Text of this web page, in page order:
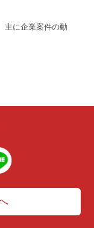
主に企業案件の動